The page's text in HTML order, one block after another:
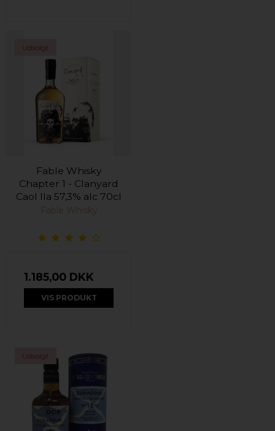
Udsolgt
Fable Whisky
Chapter 1 - Clanyard
Caol Ila 57,3% alc 70cl
Fable Whisky
1.185,00 DKK
VIS PRODUKT
Udsolgt